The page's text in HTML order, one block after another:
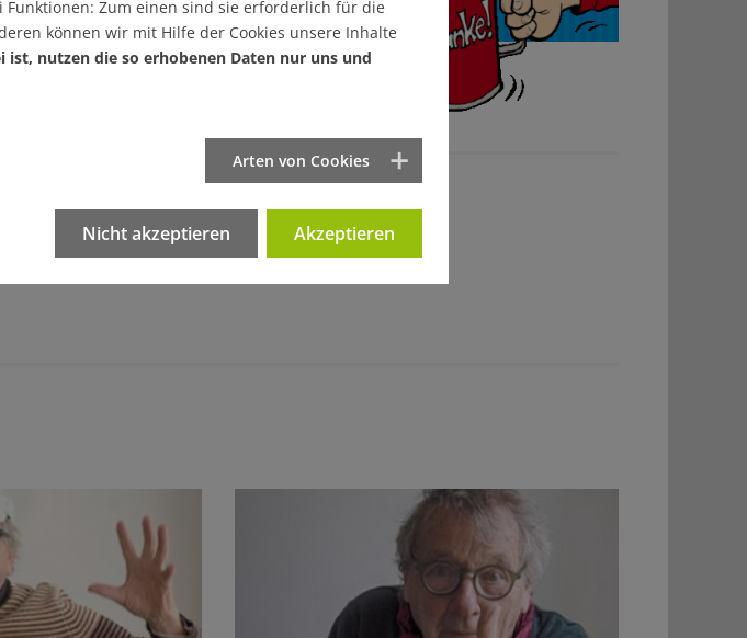
Funktionen: Zum einen sind sie erforderlich für die
können wir mit Hilfe der Cookies unsere Inhalte
ist, nutzen die so erhobenen Daten nur uns und
Arten von Cookies
Nicht akzeptieren Akzeptieren